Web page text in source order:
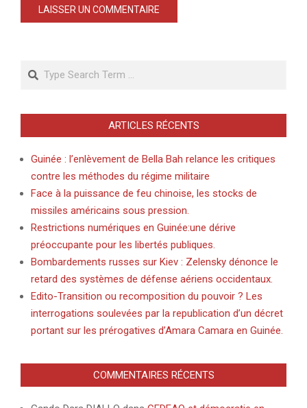
ARTICLES RÉCENTS
Guinée : l’enlèvement de Bella Bah relance les critiques
contre les méthodes du régime militaire
Face à la puissance de feu chinoise, les stocks de
missiles américains sous pression.
Restrictions numériques en Guinée:une dérive
préoccupante pour les libertés publiques.
Bombardements russes sur Kiev : Zelensky dénonce le
retard des systèmes de défense aériens occidentaux.
Edito-Transition ou recomposition du pouvoir ? Les
interrogations soulevées par la republication d’un décret
portant sur les prérogatives d’Amara Camara en Guinée.
COMMENTAIRES RÉCENTS